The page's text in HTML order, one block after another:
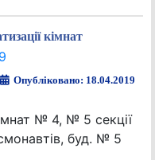
кімнат
Опубліковано: 18.04.2019
№ 4, № 5 секції
буд. № 5